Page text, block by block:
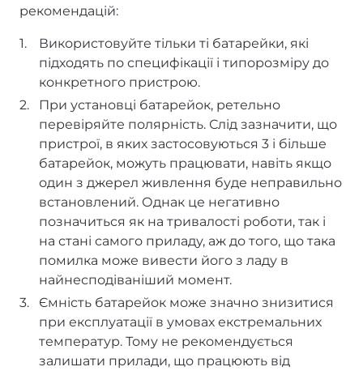
рекомендацій:
Використовуйте тільки ті батарейки, які
підходять по специфікації і типорозміру до
конкретного пристрою.
При установці батарейок, ретельно
перевіряйте полярність. Слід зазначити, що
пристрої, в яких застосовуються 3 і більше
батарейок, можуть працювати, навіть якщо
один з джерел живлення буде неправильно
встановлений. Однак це негативно
позначиться як на тривалості роботи, так і
на стані самого приладу, аж до того, що така
помилка може вивести його з ладу в
найнесподіваніший момент.
Ємність батарейок може значно знизитися
при експлуатації в умовах екстремальних
температур. Тому не рекомендується
залишати прилади, що працюють від